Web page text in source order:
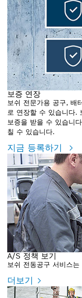
보증 연장
보쉬 전문가용 공구, 배
로 연장할 수 있습니다.
보증을 받을 수 있습니
칠 수 있습니다.
지금 등록하기
A/S 정책 보기
보쉬 전동공구 서비스
더보기